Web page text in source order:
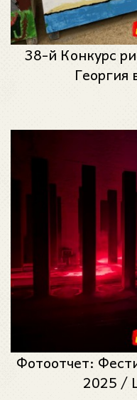
38-й Конкурс
Георгия
Фотоотчет:
2025 /